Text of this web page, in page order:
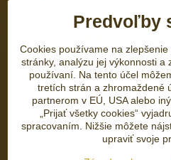
Predvoľby
Cookies používame na
stránky, analýzu jej výkonnosti a
používaní. Na tento účel
tretích strán a zhromaždené
partnerom v EÚ, USA alebo
„Prijať všetky cookies“
spracovaním. Nižšie môžete
upraviť svoje